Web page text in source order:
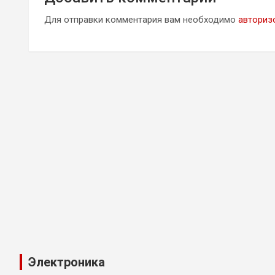
Для отправки комментария вам необходимо
Электроника